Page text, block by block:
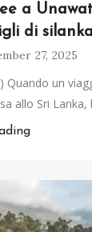
a
di
27, 2025
Quando un
allo Sri Lanka,